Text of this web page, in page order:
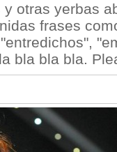
otras yerbas
frases
bla bla bla.